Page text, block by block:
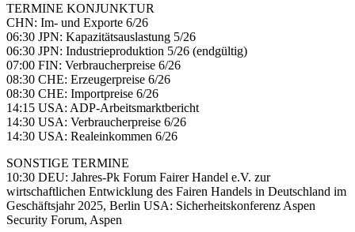
TERMINE KONJUNKTUR
CHN: Im- und Exporte 6/26
06:30 JPN: Kapazitätsauslastung 5/26
06:30 JPN: Industrieproduktion 5/26 (endgültig)
07:00 FIN: Verbraucherpreise 6/26
08:30 CHE: Erzeugerpreise 6/26
08:30 CHE: Importpreise 6/26
14:15 USA: ADP-Arbeitsmarktbericht
14:30 USA: Verbraucherpreise 6/26
14:30 USA: Realeinkommen 6/26
SONSTIGE TERMINE
10:30 DEU: Jahres-Pk Forum Fairer Handel e.V. zur
wirtschaftlichen Entwicklung des Fairen Handels in Deutschland im
Geschäftsjahr 2025, Berlin USA: Sicherheitskonferenz Aspen
Security Forum, Aspen